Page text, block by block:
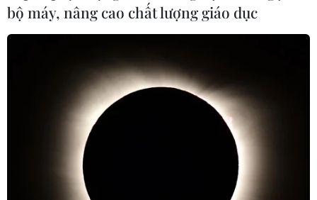
bộ máy, nâng cao chất lượng giáo dục